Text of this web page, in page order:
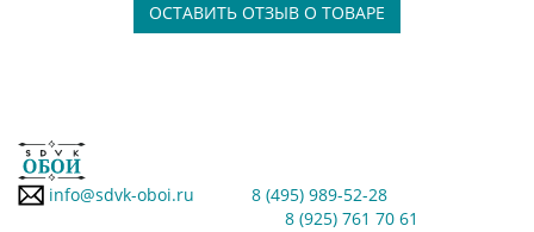
ОСТАВИТЬ ОТЗЫВ О ТОВАРЕ
info@sdvk-oboi.ru
8 (495) 989-52-28
8 (925) 761 70 61